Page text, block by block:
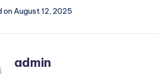
August 12, 2025
admin